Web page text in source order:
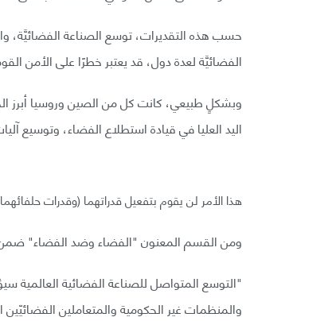
حسب هذه التقديرات، توسع الصناعة الفضائيَّة،
الفضائيَّة لعدة دول، قد يعتبر خطرًا على الأمن
وبشكلٍ طبيعي، كانت كل من الصين وروسيا أبرز
اليد العليا في قيادة استطلاع الفضاء، وتوسيع
هذا الأمر لن يقوم بتفعيل قدراتهما (وقدرات
ومن القسم المعنون "الفضاء وضد الفضاء" ضمن
"التوسع المتواصل للصناعة الفضائية
والمنظمات غير الحكومية والمتعاملين